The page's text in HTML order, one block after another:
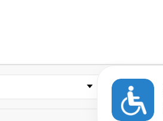
县市区政府